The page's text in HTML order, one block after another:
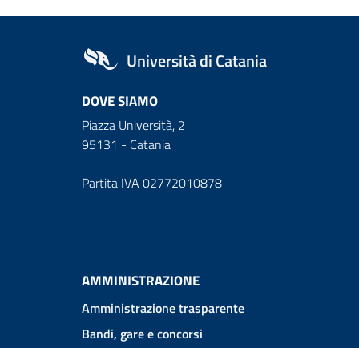
Università di Catania
DOVE SIAMO
Piazza Università, 2
95131 - Catania
Partita IVA 02772010878
AMMINISTRAZIONE
Amministrazione trasparente
Bandi, gare e concorsi